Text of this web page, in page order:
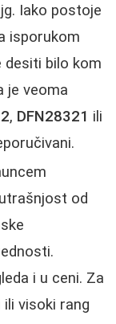
Iako postoje
isporukom
desiti bilo kom
je veoma
, DFN28321 ili
od
i u ceni. Za
visoki rang